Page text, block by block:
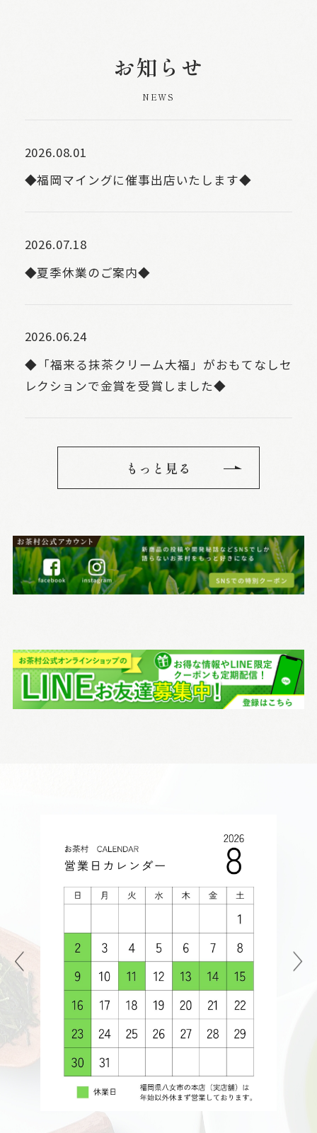
お知らせ
NEWS
2026.08.01
◆福岡マイングに催事出店いたします◆
2026.07.18
◆夏季休業のご案内◆
2026.06.24
◆「福来る抹茶クリーム大福」がおもてなしセ
レクションで金賞を受賞しました◆
もっと見る